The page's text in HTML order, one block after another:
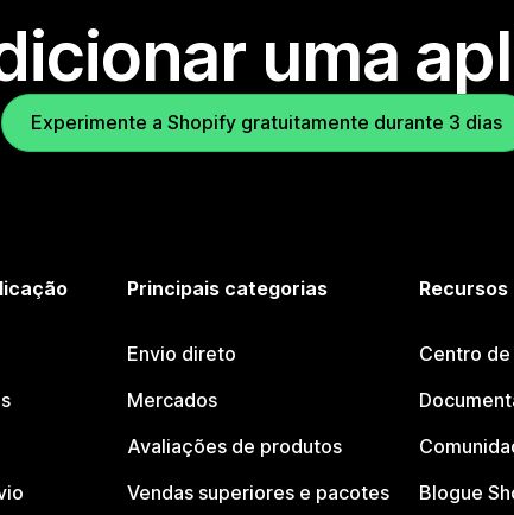
uma
Experimente a Shopify gratuitamente durante 3 dias
Principais categorias
Envio direto
Mercados
Avaliações de produtos
Vendas superiores e pacotes
Recursos
Centro
Blogue